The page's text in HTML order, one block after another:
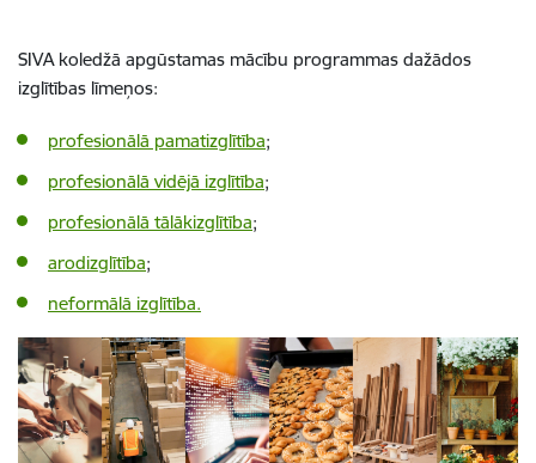
SIVA koledžā apgūstamas mācību programmas dažādos
izglītības līmeņos:
profesionālā pamatizglītība;
profesionālā vidējā izglītība;
profesionālā tālākizglītība;
arodizglītība;
neformālā izglītība.